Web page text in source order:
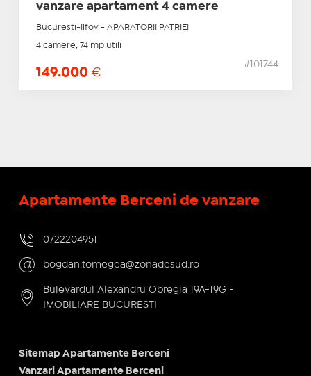
vanzare apartament 4 camere
Bucuresti-Ilfov - APARATORII PATRIEI
4 camere, 74 mp utili
149.000 €
#101744
Apartamente Berceni de vanzare
0722204951
bogdan.tomegea@zonadesud.ro
Bulevardul Alexandru Obregia 19A-19G -
IMOBILIARE BUCURESTI
Sitemap Apartamente Berceni
Vanzari Apartamente Berceni